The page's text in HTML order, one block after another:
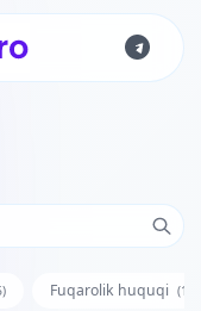
Fuqarolik huquqi